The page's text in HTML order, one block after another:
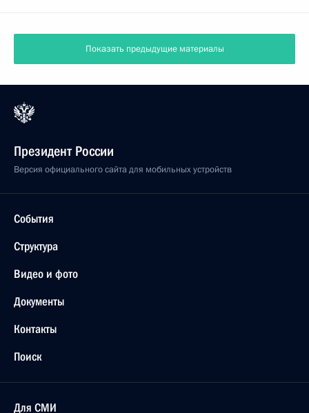
Показать предыдущие материалы
Президент России
Версия официального сайта для мобильных устройств
События
Структура
Видео и фото
Документы
Контакты
Поиск
Для СМИ